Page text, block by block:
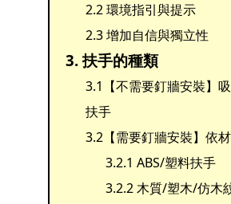
2.2 環境指引與提示
2.3 增加自信與獨立性
3. 扶手的種類
3.1【不需要釘牆安裝】
扶手
3.2【需要釘牆安裝】依
3.2.1 ABS/塑料扶手
3.2.2 木質/塑木/仿木